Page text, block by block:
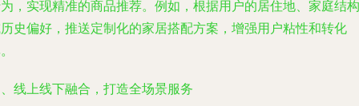
，实现精准的商品推荐。例如，根据用户的居住地、家庭结构
史偏好，推送定制化的家居搭配方案，增强用户粘性和转化
线上线下融合，打造全场景服务